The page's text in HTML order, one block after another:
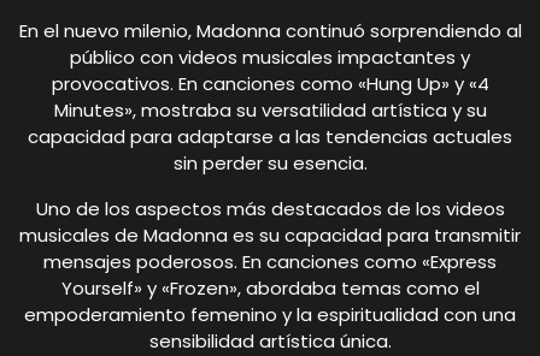
En el nuevo milenio, Madonna continuó sorprendiendo al
público con videos musicales impactantes y
provocativos. En canciones como «Hung Up» y «4
Minutes», mostraba su versatilidad artística y su
capacidad para adaptarse a las tendencias actuales
sin perder su esencia.
Uno de los aspectos más destacados de los videos
musicales de Madonna es su capacidad para transmitir
mensajes poderosos. En canciones como «Express
Yourself» y «Frozen», abordaba temas como el
empoderamiento femenino y la espiritualidad con una
sensibilidad artística única.